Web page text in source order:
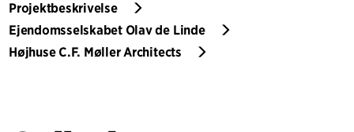
Projektbeskrivelse
Ejendomsselskabet Olav de Linde
Højhuse C.F. Møller Architects